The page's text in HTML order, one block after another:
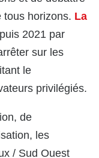
tous horizons. La
2021 par
sur les
le
privilégiés.
de
les
/ Sud Ouest